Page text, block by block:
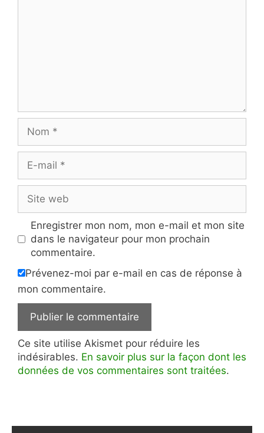
mail
web
Enregistrer mon nom, mon e-mail et mon site
dans le navigateur pour mon prochain
commentaire.
Prévenez-moi par e-mail en cas de réponse à
mon commentaire.
Ce site utilise Akismet pour réduire les
indésirables. En savoir plus sur la façon dont les
données de vos commentaires sont traitées.